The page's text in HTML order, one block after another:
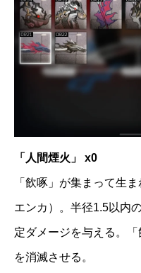
「人間煙火」 x0
「飲啄」が集まって生
エンカ）。半径1.5以内
定ダメージを与える。
を消滅させる。